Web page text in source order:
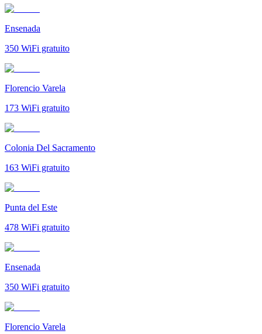
Ensenada
350 WiFi gratuito
Florencio Varela
173 WiFi gratuito
Colonia Del Sacramento
163 WiFi gratuito
Punta del Este
478 WiFi gratuito
Ensenada
350 WiFi gratuito
Florencio Varela